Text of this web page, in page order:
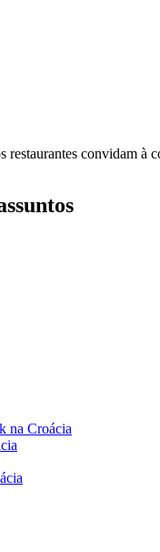
restaurantes convidam à
na Croácia